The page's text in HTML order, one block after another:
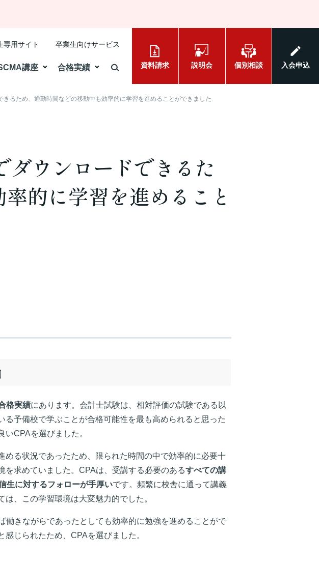
講座 合格実績
専用サイト 卒業生向けサービス
資料請求 説明会 個別相談 入会申込
るため、通勤時間などの移動中も効率的に学習を進めることができました
ウンロードできるた
的に学習を進めること
格実績にあります。会計士試験は、相対評価の試験である以
る予備校で学ぶことが合格可能性を最も高められると思った
いCPAを選びました。
める状況であったため、限られた時間の中で効率的に必要十
を求めていました。CPAは、受講する必要のあるすべての講
生に対するフォローが手厚いです。頻繁に校舎に通って講義
は、この学習環境は大変魅力的でした。
働きながらであったとしても効率的に勉強を進めることがで
感じられたため、CPAを選びました。